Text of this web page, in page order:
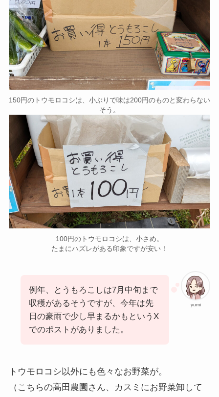
150円のトウモロコシは、小ぶりで味は200円のものと変わらない
そう。
100円のトウモロコシは、小さめ。
たまにハズレがある印象ですが安い！
yumi
例年、とうもろこしは7月中旬まで
収穫があるそうですが、今年は先
日の豪雨で少し早まるかもというX
でのポストがありました。
トウモロコシ以外にも色々なお野菜が。
（こちらの高田農園さん、カスミにお野菜卸して